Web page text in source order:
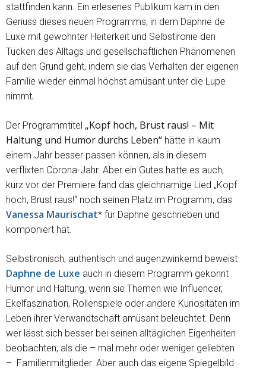
stattfinden kann. Ein erlesenes Publikum kam in den
Genuss dieses neuen Programms, in dem Daphne de
Luxe mit gewohnter Heiterkeit und Selbstironie den
Tücken des Alltags und gesellschaftlichen Phänomenen
auf den Grund geht, indem sie das Verhalten der eigenen
Familie wieder einmal höchst amüsant unter die Lupe
nimmt.
Der Programmtitel „Kopf hoch, Brust raus! – Mit
Haltung und Humor durchs Leben“ hätte in kaum
einem Jahr besser passen können, als in diesem
verflixten Corona-Jahr. Aber ein Gutes hatte es auch,
kurz vor der Premiere fand das gleichnamige Lied „Kopf
hoch, Brust raus!“ noch seinen Platz im Programm, das
Vanessa Maurischat* für Daphne geschrieben und
komponiert hat.
Selbstironisch, authentisch und augenzwinkernd beweist
Daphne de Luxe auch in diesem Programm gekonnt
Humor und Haltung, wenn sie Themen wie Influencer,
Ekelfaszination, Rollenspiele oder andere Kuriositäten im
Leben ihrer Verwandtschaft amüsant beleuchtet. Denn
wer lässt sich besser bei seinen alltäglichen Eigenheiten
beobachten, als die – mal mehr oder weniger geliebten
– Familienmitglieder. Aber auch das eigene Spiegelbild